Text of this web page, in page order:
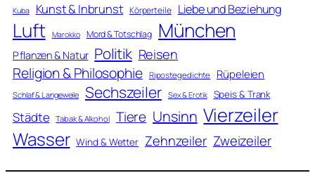
Kuba Kunst & Inbrunst Körperteile Liebe und Beziehung
Luft Marokko Mord & Totschlag München
Pflanzen & Natur Politik Reisen
Religion & Philosophie Ripostegedichte Rüpeleien
Schlaf & Langeweile Sechszeiler Sex & Erotik Speis & Trank
Städte Tabak & Alkohol Tiere Unsinn Vierzeiler
Wasser Wind & Wetter Zehnzeiler Zweizeiler